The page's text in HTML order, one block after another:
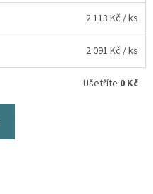
2 113 Kč / ks
2 091 Kč / ks
Ušetříte 0 Kč